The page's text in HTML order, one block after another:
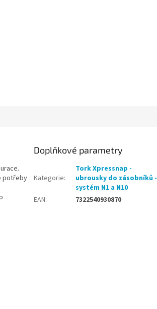
potřeby
Doplňkové parametry
Kategorie:
Tork Xpressnap -
ubrousky do zásobníků -
systém N1 a N10
EAN: 7322540930870